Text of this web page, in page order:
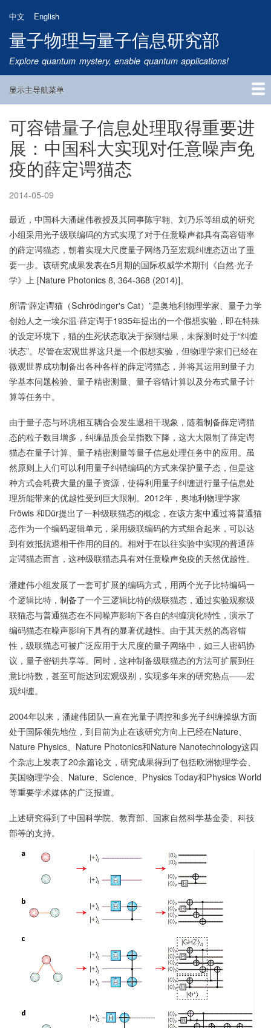
到
主
要
内
中文 English
量子物理与量子信息研究部
Explore quantum mystery, enable quantum applications!
Main
显示主导航菜单
首页
研究方向
量子卫星
团队成员
新闻动态
研究进展
学术报告
论文发表
公告通知
招生信息
相关链接
可容错量子信息处理取得重要进
展：中国科大实现对任意噪声免
疫的薛定谔猫态
2014-05-09
最近，中国科大潘建伟教授及其同事陈宇翱、刘乃乐等组成的研究
小组采用光子级联编码的方式实现了对于任意噪声都具有高容错率
的薛定谔猫态，朝着实现大尺度量子网络乃至宏观纠缠态迈出了重
要一步。该研究成果发表在5月期的国际权威学术期刊《自然·光子
学》上 [Nature Photonics 8, 364-368 (2014)]。
所谓“薛定谔猫（Schrödinger's Cat）”是奥地利物理学家、量子力学
创始人之一埃尔温·薛定谔于1935年提出的一个假想实验，即在特殊
的设定环境下，猫的生死状态取决于探测结果，未探测时处于“纠缠
状态”。尽管在宏观世界这只是一个假想实验，但物理学家们已经在
微观世界成功制备出各种各样的薛定谔猫态，并将其运用到量子力
学基本问题检验、量子精密测量、量子容错计算以及分布式量子计
算等任务中。
由于量子态与环境相互耦合会发生退相干现象，随着制备薛定谔猫
态的粒子数目增多，纠缠品质会呈指数下降，这大大限制了薛定谔
猫态在量子计算、量子精密测量等量子信息处理任务中的应用。虽
然原则上人们可以利用量子纠错编码的方式来保护量子态，但是这
种方式会耗费大量的量子资源，使得利用量子纠缠进行量子信息处
理所能带来的优越性受到巨大限制。2012年，奥地利物理学家
Fröwis 和Dür提出了一种级联猫态的概念，在该方案中通过将普通猫
态作为一个编码逻辑单元，采用级联编码的方式组合起来，可以达
到有效抵抗退相干作用的目的。相对于在以往实验中实现的普通薛
定谔猫态而言，这种级联猫态具有对任意噪声免疫的天然优越性。
潘建伟小组发展了一套可扩展的编码方式，用两个光子比特编码一
个逻辑比特，制备了一个三逻辑比特的级联猫态，通过实验观察级
联猫态与普通猫态在不同噪声影响下各自的纠缠演化特性，演示了
编码猫态在噪声影响下具有的显著优越性。由于其天然的高容错
性，级联猫态可被广泛应用于大尺度的量子网络中，如三人密码协
议，量子密钥共享等。同时，这种制备级联猫态的方法可扩展到任
意比特数，甚至可能达到宏观级别，实现多年来的研究热点——宏
观纠缠。
2004年以来，潘建伟团队一直在光量子调控和多光子纠缠操纵方面
处于国际领先地位，到目前为止在该研究方向上已经在Nature、
Nature Physics、Nature Photonics和Nature Nanotechnology这四
个杂志上发表了20余篇论文，研究成果得到了包括欧洲物理学会、
美国物理学会、Nature、Science、Physics Today和Physics World
等重要学术媒体的广泛报道。
上述研究得到了中国科学院、教育部、国家自然科学基金委、科技
部等的支持。